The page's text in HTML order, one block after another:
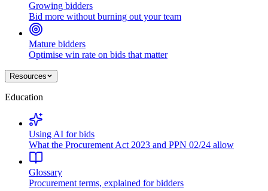
Growing bidders
Bid more without burning out your team
Mature bidders
Optimise win rate on bids that matter
Resources
Education
Using AI for bids
What the Procurement Act 2023 and PPN 02/24 allow
Glossary
Procurement terms, explained for bidders